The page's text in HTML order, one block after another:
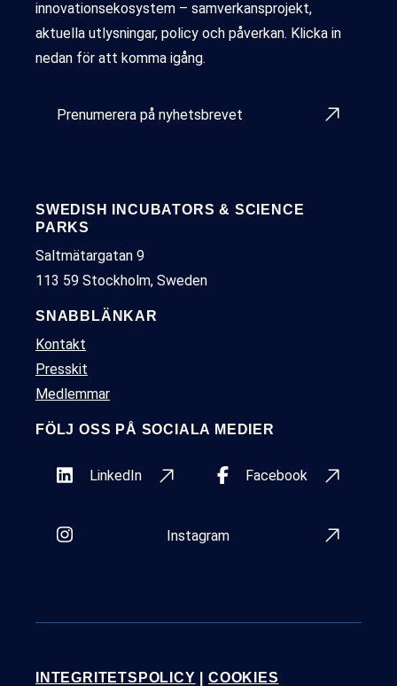
innovationsekosystem – samverkansprojekt,
aktuella utlysningar, policy och påverkan. Klicka in
nedan för att komma igång.
Prenumerera på nyhetsbrevet
SWEDISH INCUBATORS & SCIENCE
PARKS
Saltmätargatan 9
113 59 Stockholm, Sweden
SNABBLÄNKAR
Kontakt
Presskit
Medlemmar
FÖLJ OSS PÅ SOCIALA MEDIER
LinkedIn Facebook
Instagram
INTEGRITETSPOLICY |COOKIES